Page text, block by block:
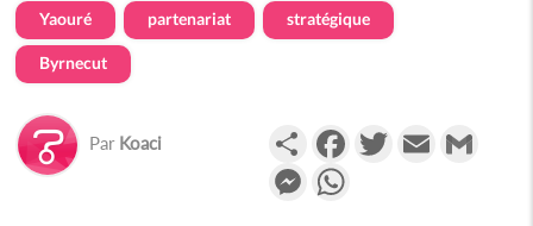
Yaouré partenariat stratégique
Byrnecut
Par Koaci PartagerFacebookTwitterEmail
Messenger